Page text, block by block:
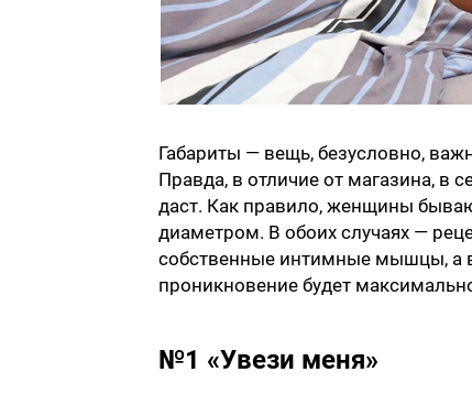
Габариты — вещь, безусловно,
Правда, в отличие от магазина, в
даст. Как правило, женщины
диаметром. В обоих случаях —
собственные интимные мышцы, а
проникновение будет
№1 «Увези меня»